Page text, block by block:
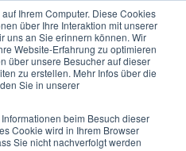
Ihrem Computer. Diese Cookies
über Ihre Interaktion mit unserer
uns an Sie erinnern können. Wir
Website-Erfahrung zu optimieren
über unsere Besucher auf dieser
zu erstellen. Mehr Infos über die
Sie in unserer
beim Besuch dieser
Cookie wird in Ihrem Browser
Sie nicht nachverfolgt werden